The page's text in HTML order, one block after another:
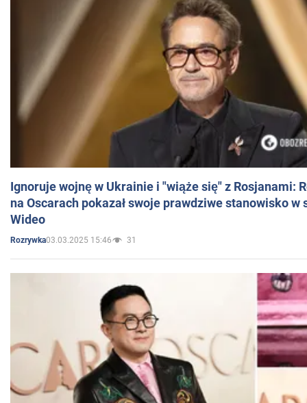
Ignoruje wojnę w Ukrainie i "wiąże się" z Rosjanami:
na Oscarach pokazał swoje prawdziwe stanowisko w
Wideo
Rozrywka03.03.2025 15:46 31